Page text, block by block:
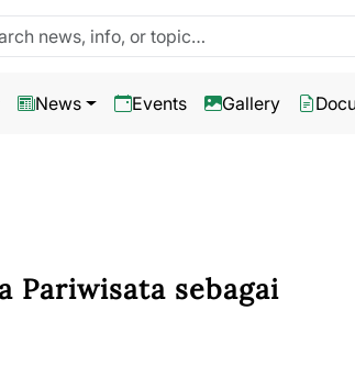
News Events Gallery
Pariwisata sebagai